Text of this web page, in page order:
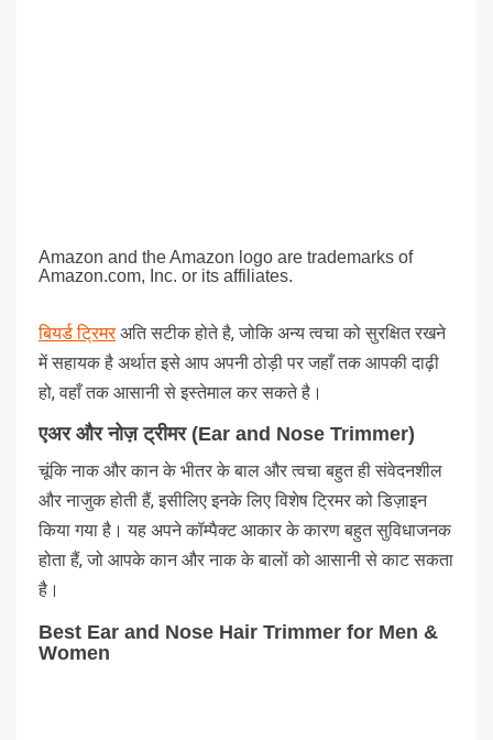
Amazon and the Amazon logo are trademarks of
Amazon.com, Inc. or its affiliates.
बियर्ड ट्रिमरअति सटीक होते है, जोकि अन्य त्वचा को सुरक्षित रखने
में सहायक है अर्थात इसे आप अपनी ठोड़ी पर जहाँ तक आपकी दाढ़ी
हो, वहाँ तक आसानी से इस्तेमाल कर सकते है।
एअर और नोज़ ट्रीमर (Ear and Nose Trimmer)
चूंकि नाक और कान के भीतर के बाल और त्वचा बहुत ही संवेदनशील
और नाजुक होती हैं, इसीलिए इनके लिए विशेष ट्रिमर को डिज़ाइन
किया गया है। यह अपने कॉम्पैक्ट आकार के कारण बहुत सुविधाजनक
होता हैं, जो आपके कान और नाक के बालों को आसानी से काट सकता
है।
Best Ear and Nose Hair Trimmer for Men &
Women